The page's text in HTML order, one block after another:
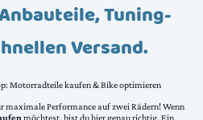
Tuning-
Versand.
Motorradteile kaufen & Bike optimieren
Performance auf zwei Rädern! Wenn
möchtest, bist du hier genau richtig. Ein